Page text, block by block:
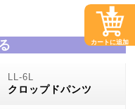
クロップドパンツ
カートに追加